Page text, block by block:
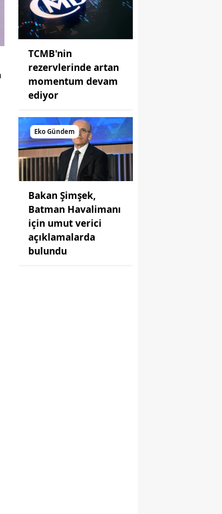
TCMB'nin
rezervlerinde artan
momentum devam
ediyor
Eko Gündem
Bakan Şimşek,
Batman Havalimanı
için umut verici
açıklamalarda
bulundu